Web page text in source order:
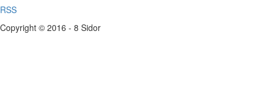
RSS
Copyright © 2016 - 8 Sidor